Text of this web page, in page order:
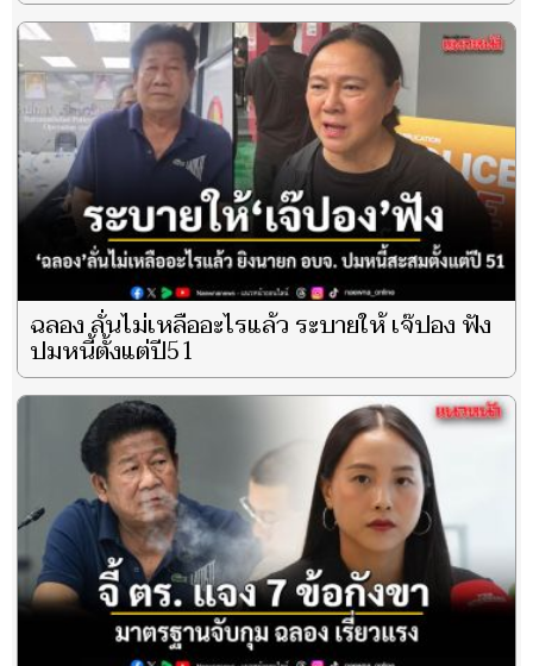
ฉลอง ลั่นไม่เหลืออะไรแล้ว ระบายให้ เจ๊ปอง ฟัง
ปมหนี้ตั้งแต่ปี51